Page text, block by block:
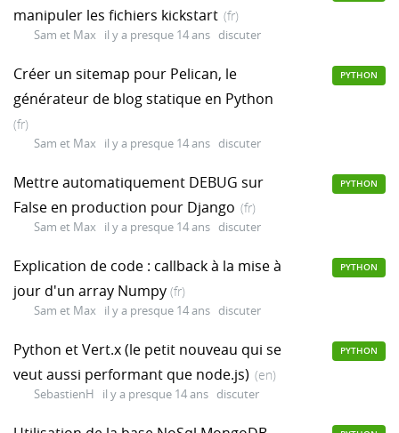
manipuler les fichiers kickstart (fr)
Sam et Max il y a presque 14 ans discuter
Créer un sitemap pour Pelican, le
générateur de blog statique en Python
(fr)
Sam et Max il y a presque 14 ans discuter
PYTHON
Mettre automatiquement DEBUG sur
False en production pour Django (fr)
Sam et Max il y a presque 14 ans discuter
PYTHON
Explication de code : callback à la mise à
jour d'un array Numpy (fr)
Sam et Max il y a presque 14 ans discuter
PYTHON
Python et Vert.x (le petit nouveau qui se
veut aussi performant que node.js) (en)
SebastienH il y a presque 14 ans discuter
PYTHON